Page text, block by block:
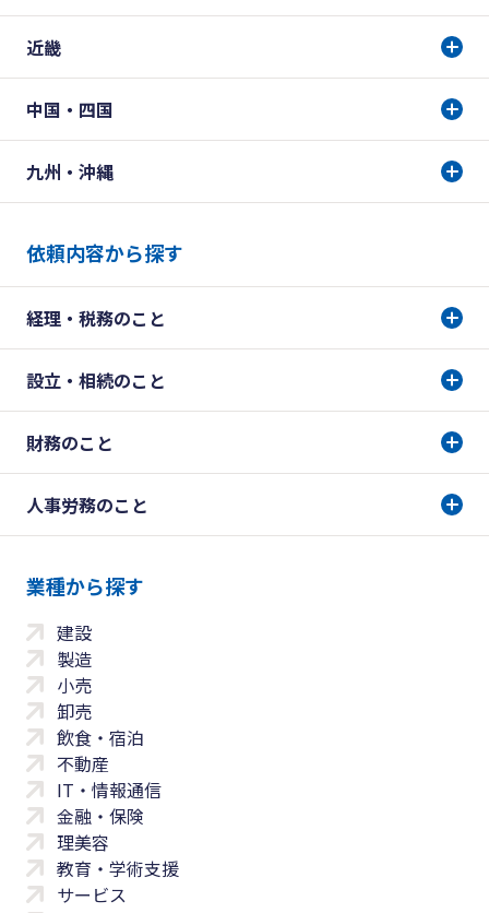
近畿
中国・四国
九州・沖縄
依頼内容から探す
経理・税務のこと
設立・相続のこと
財務のこと
人事労務のこと
業種から探す
建設
製造
小売
卸売
飲食・宿泊
不動産
IT・情報通信
金融・保険
理美容
教育・学術支援
サービス